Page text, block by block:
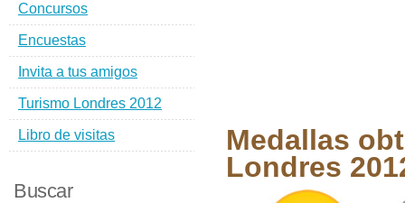
Medallas
Londres
Concursos
Encuestas
Invita a tus amigos
Turismo Londres 2012
Libro de visitas
Buscar